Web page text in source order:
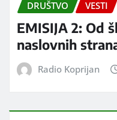
DRUŠTVO VESTI
EMISIJA 2: Od
naslovnih
Radio Koprijan